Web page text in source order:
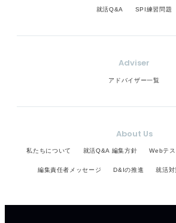
就活Q&A SPI練習問題
Adviser
アドバイザー一覧
About Us
私たちについて 就活Q&A 編集方針 Webテ
編集責任者メッセージ D&Iの推進 就活